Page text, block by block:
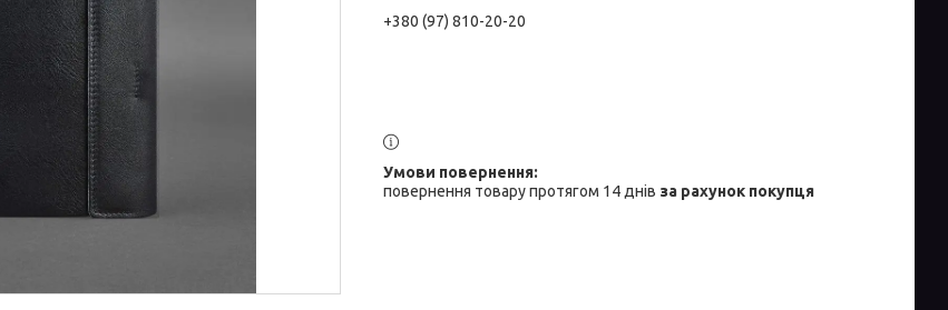
+380 (97) 810-20-20
повернення товару протягом 14 днів за рахунок покупця